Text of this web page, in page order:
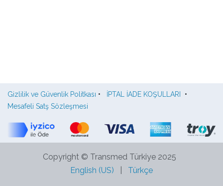
Gizlilik ve Güvenlik Politkası • İPTAL İADE KOŞULLARI
•
Mesafeli Satş Sözleşmesi
Copyright © Transmed Türkiye 2025
English (US)
Türkçe